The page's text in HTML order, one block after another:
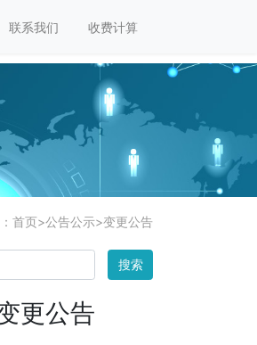
联系我们 收费计算
首页>公告公示>变更公告
搜索
更公告